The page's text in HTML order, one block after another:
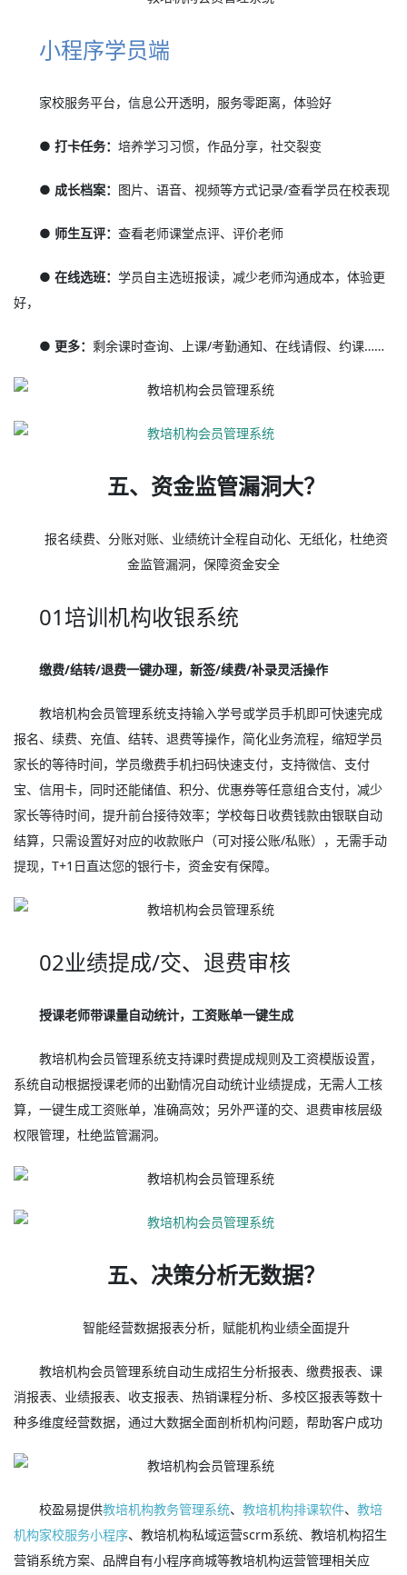
小程序学员端
家校服务平台，信息公开透明，服务零距离，体验好
● 打卡任务：培养学习习惯，作品分享，社交裂变
● 成长档案： 图片、语音、视频等方式记录/查看学员在校表现
● 师生互评：查看老师课堂点评、评价老师
● 在线选班：学员自主选班报读，减少老师沟通成本，体验更
好，
● 更多：剩余课时查询、上课/考勤通知、在线请假、约课……
五、资金监管漏洞大？
报名续费、分账对账、业绩统计全程自动化、无纸化，杜绝资
金监管漏洞，保障资金安全
01培训机构收银系统
缴费/结转/退费一键办理，新签/续费/补录灵活操作
教培机构会员管理系统支持输入学号或学员手机即可快速完成
报名、续费、充值、结转、退费等操作，简化业务流程，缩短学员
家长的等待时间，学员缴费手机扫码快速支付，支持微信、支付
宝、信用卡，同时还能储值、积分、优惠券等任意组合支付，减少
家长等待时间，提升前台接待效率；学校每日收费钱款由银联自动
结算，只需设置好对应的收款账户（可对接公账/私账），无需手动
提现，T+1日直达您的银行卡，资金安有保障。
02业绩提成/交、退费审核
授课老师带课量自动统计，工资账单一键生成
教培机构会员管理系统支持课时费提成规则及工资模版设置，
系统自动根据授课老师的出勤情况自动统计业绩提成，无需人工核
算，一键生成工资账单，准确高效；另外严谨的交、退费审核层级
权限管理，杜绝监管漏洞。
五、决策分析无数据？
智能经营数据报表分析，赋能机构业绩全面提升
教培机构会员管理系统自动生成招生分析报表、缴费报表、课
消报表、业绩报表、收支报表、热销课程分析、多校区报表等数十
种多维度经营数据，通过大数据全面剖析机构问题，帮助客户成功
校盈易提供教培机构教务管理系统、教培机构排课软件、教培
机构家校服务小程序、教培机构私域运营scrm系统、教培机构招生
营销系统方案、品牌自有小程序商城等教培机构运营管理相关应